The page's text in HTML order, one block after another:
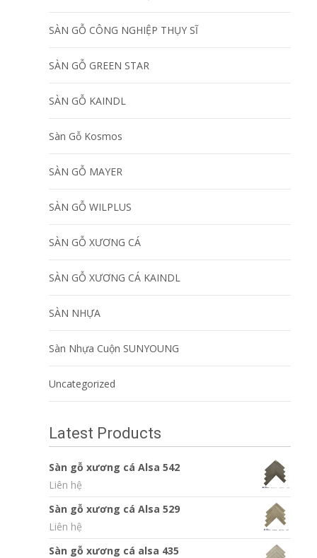
SÀN GỖ CÔNG NGHIỆP THỤY SĨ
SÀN GỖ GREEN STAR
SÀN GỖ KAINDL
Sàn Gỗ Kosmos
SÀN GỖ MAYER
SÀN GỖ WILPLUS
SÀN GỖ XƯƠNG CÁ
SÀN GỖ XƯƠNG CÁ KAINDL
SÀN NHỰA
Sàn Nhựa Cuộn SUNYOUNG
Uncategorized
Latest Products
Sàn gỗ xương cá Alsa 542
Liên hệ
Sàn gỗ xương cá Alsa 529
Liên hệ
Sàn gỗ xương cá alsa 435